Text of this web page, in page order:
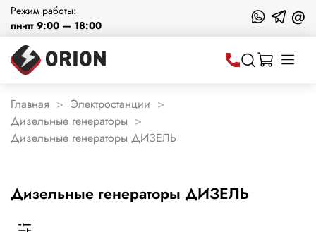
Режим работы:
пн-пт 9:00 — 18:00
@
Главная
Электростанции
Дизельные генераторы
Дизельные генераторы ДИЗЕЛЬ
Дизельные генераторы ДИЗЕЛЬ